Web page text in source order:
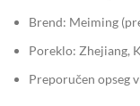
Brend: Meiming
Poreklo: Zhejiang,
Preporučen opseg